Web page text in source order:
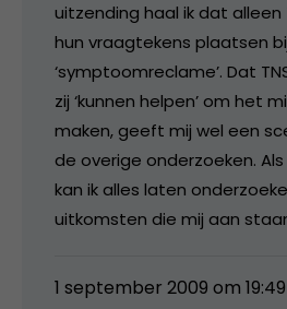
uitzending haal ik dat alleen
hun vraagtekens plaatsen
‘symptoomreclame’. Dat
zij ‘kunnen helpen’ om het
maken, geeft mij wel een
de overige onderzoeken.
kan ik alles laten
uitkomsten die mij aan
1 september 2009 om 19:49